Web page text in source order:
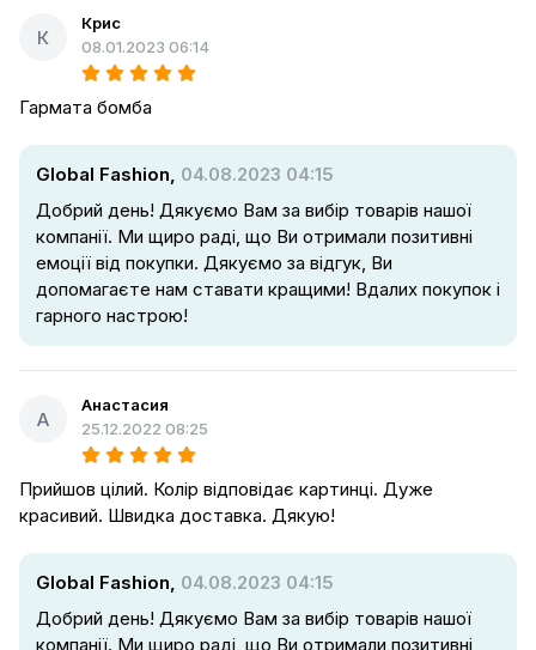
К
Крис
08.01.2023 06:14
Гармата бомба
Global Fashion, 04.08.2023 04:15
Добрий день! Дякуємо Вам за вибір товарів нашої
компанії. Ми щиро раді, що Ви отримали позитивні
емоції від покупки. Дякуємо за відгук, Ви
допомагаєте нам ставати кращими! Вдалих покупок і
гарного настрою!
А
Анастасия
25.12.2022 08:25
Прийшов цілий. Колір відповідає картинці. Дуже
красивий. Швидка доставка. Дякую!
Global Fashion, 04.08.2023 04:15
Добрий день! Дякуємо Вам за вибір товарів нашої
компанії. Ми щиро раді, що Ви отримали позитивні